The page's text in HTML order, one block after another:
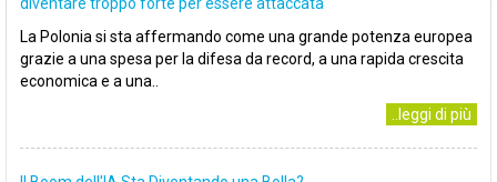
La Polonia si sta affermando come una grande potenza europea
grazie a una spesa per la difesa da record, a una rapida crescita
economica e a una..
..leggi di più